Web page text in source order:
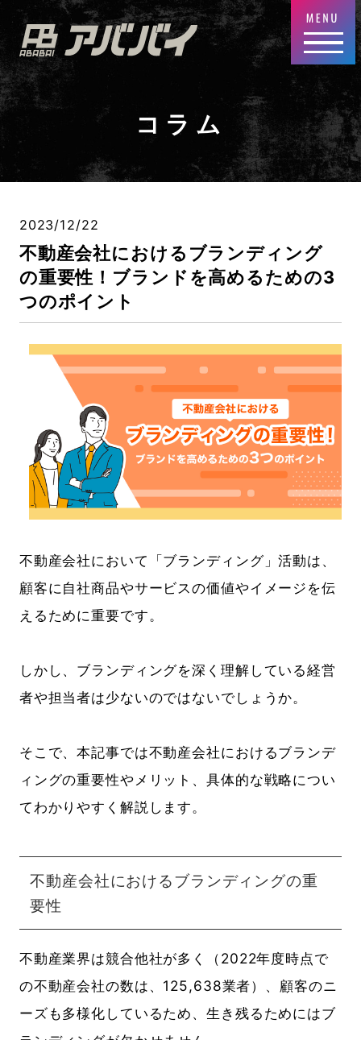
コラム
2023/12/22
不動産会社におけるブランディング
の重要性！ブランドを高めるための3
つのポイント
不動産会社において「ブランディング」活動は、
顧客に自社商品やサービスの価値やイメージを伝
えるために重要です。
しかし、ブランディングを深く理解している経営
者や担当者は少ないのではないでしょうか。
そこで、本記事では不動産会社におけるブランデ
ィングの重要性やメリット、具体的な戦略につい
てわかりやすく解説します。
不動産会社におけるブランディングの重
要性
不動産業界は競合他社が多く（2022年度時点で
の不動産会社の数は、125,638業者）、顧客のニ
ーズも多様化しているため、生き残るためにはブ